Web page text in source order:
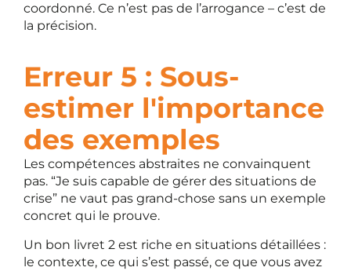
coordonné. Ce n’est pas de l’arrogance – c’est de
la précision.
Erreur 5 : Sous-
estimer l'importance
des exemples
Les compétences abstraites ne convainquent
pas. “Je suis capable de gérer des situations de
crise” ne vaut pas grand-chose sans un exemple
concret qui le prouve.
Un bon livret 2 est riche en situations détaillées :
le contexte, ce qui s’est passé, ce que vous avez